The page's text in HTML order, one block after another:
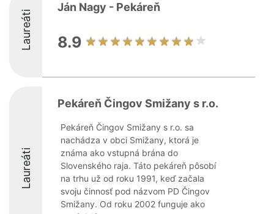
Laureáti
Ján Nagy - Pekáreň
8.9
Laureáti
Pekáreň Čingov Smižany s r.o.
Pekáreň Čingov Smižany s r.o. sa
nachádza v obci Smižany, ktorá je
známa ako vstupná brána do
Slovenského raja. Táto pekáreň pôsobí
na trhu už od roku 1991, keď začala
svoju činnosť pod názvom PD Čingov
Smižany. Od roku 2002 funguje ako